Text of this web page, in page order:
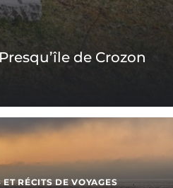
de Crozon
RÉCITS DE VOYAGES